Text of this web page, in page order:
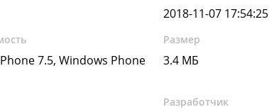
2018-11-07 17:54:25
7.5, Windows Phone
Размер
3.4 МБ
Разработчик